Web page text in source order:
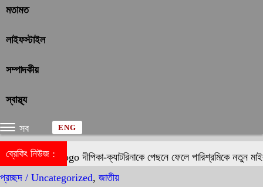
মতামত
লাইফস্টাইল
সম্পাদকীয়
স্বাস্থ্য
সব ENG
ব্রেকিং নিউজ :
দীপিকা-ক্যাটরিনাকে পেছনে ফেলে পারিশ্রমিকে নতুন
প্রচ্ছদ / Uncategorized, জাতীয়